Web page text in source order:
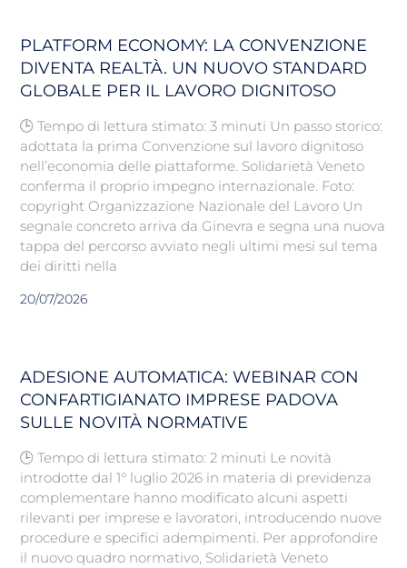
PLATFORM ECONOMY: LA CONVENZIONE
DIVENTA REALTÀ. UN NUOVO STANDARD
GLOBALE PER IL LAVORO DIGNITOSO
🕒 Tempo di lettura stimato: 3 minuti Un passo storico:
adottata la prima Convenzione sul lavoro dignitoso
nell’economia delle piattaforme. Solidarietà Veneto
conferma il proprio impegno internazionale. Foto:
copyright Organizzazione Nazionale del Lavoro Un
segnale concreto arriva da Ginevra e segna una nuova
tappa del percorso avviato negli ultimi mesi sul tema
dei diritti nella
20/07/2026
ADESIONE AUTOMATICA: WEBINAR CON
CONFARTIGIANATO IMPRESE PADOVA
SULLE NOVITÀ NORMATIVE
🕒 Tempo di lettura stimato: 2 minuti Le novità
introdotte dal 1° luglio 2026 in materia di previdenza
complementare hanno modificato alcuni aspetti
rilevanti per imprese e lavoratori, introducendo nuove
procedure e specifici adempimenti. Per approfondire
il nuovo quadro normativo, Solidarietà Veneto